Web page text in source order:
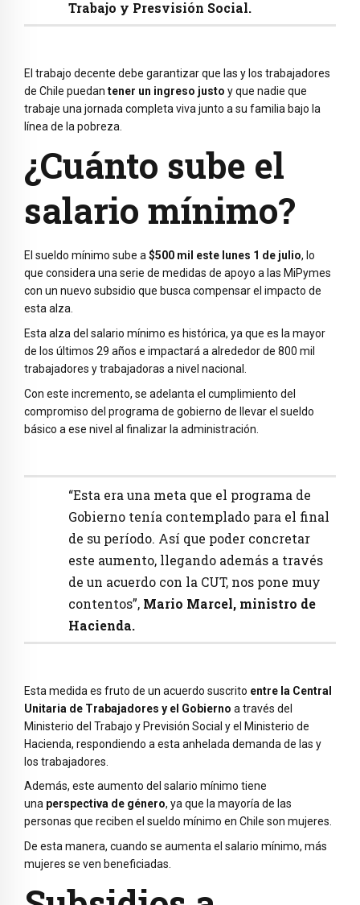
Trabajo y Presvisión Social.
El trabajo decente debe garantizar que las y los trabajadores
de Chile puedan tener un ingreso justo y que nadie que
trabaje una jornada completa viva junto a su familia bajo la
línea de la pobreza.
¿Cuánto sube el
salario mínimo?
El sueldo mínimo sube a$500 mil este lunes 1 de julio, lo
que considera una serie de medidas de apoyo a las MiPymes
con un nuevo subsidio que busca compensar el impacto de
esta alza.
Esta alza del salario mínimo es histórica, ya que es la mayor
de los últimos 29 años e impactará a alrededor de 800 mil
trabajadores y trabajadoras a nivel nacional.
Con este incremento, se adelanta el cumplimiento del
compromiso del programa de gobierno de llevar el sueldo
básico a ese nivel al finalizar la administración.
“Esta era una meta que el programa de
Gobierno tenía contemplado para el final
de su período. Así que poder concretar
este aumento, llegando además a través
de un acuerdo con la CUT, nos pone muy
contentos”, Mario Marcel, ministro de
Hacienda.
Esta medida es fruto de un acuerdo suscrito entre la Central
Unitaria de Trabajadores y el Gobierno a través del
Ministerio del Trabajo y Previsión Social y el Ministerio de
Hacienda, respondiendo a esta anhelada demanda de las y
los trabajadores.
Además, este aumento del salario mínimo tiene
una perspectiva de género, ya que la mayoría de las
personas que reciben el sueldo mínimo en Chile son mujeres.
De esta manera, cuando se aumenta el salario mínimo, más
mujeres se ven beneficiadas.